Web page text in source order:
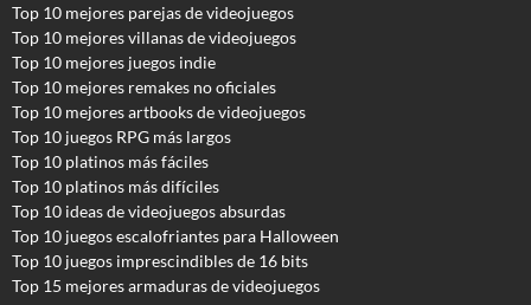
Top 10 mejores parejas de videojuegos
Top 10 mejores villanas de videojuegos
Top 10 mejores juegos indie
Top 10 mejores remakes no oficiales
Top 10 mejores artbooks de videojuegos
Top 10 juegos RPG más largos
Top 10 platinos más fáciles
Top 10 platinos más difíciles
Top 10 ideas de videojuegos absurdas
Top 10 juegos escalofriantes para Halloween
Top 10 juegos imprescindibles de 16 bits
Top 15 mejores armaduras de videojuegos